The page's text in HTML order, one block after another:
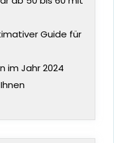
Guide für
im Jahr 2024